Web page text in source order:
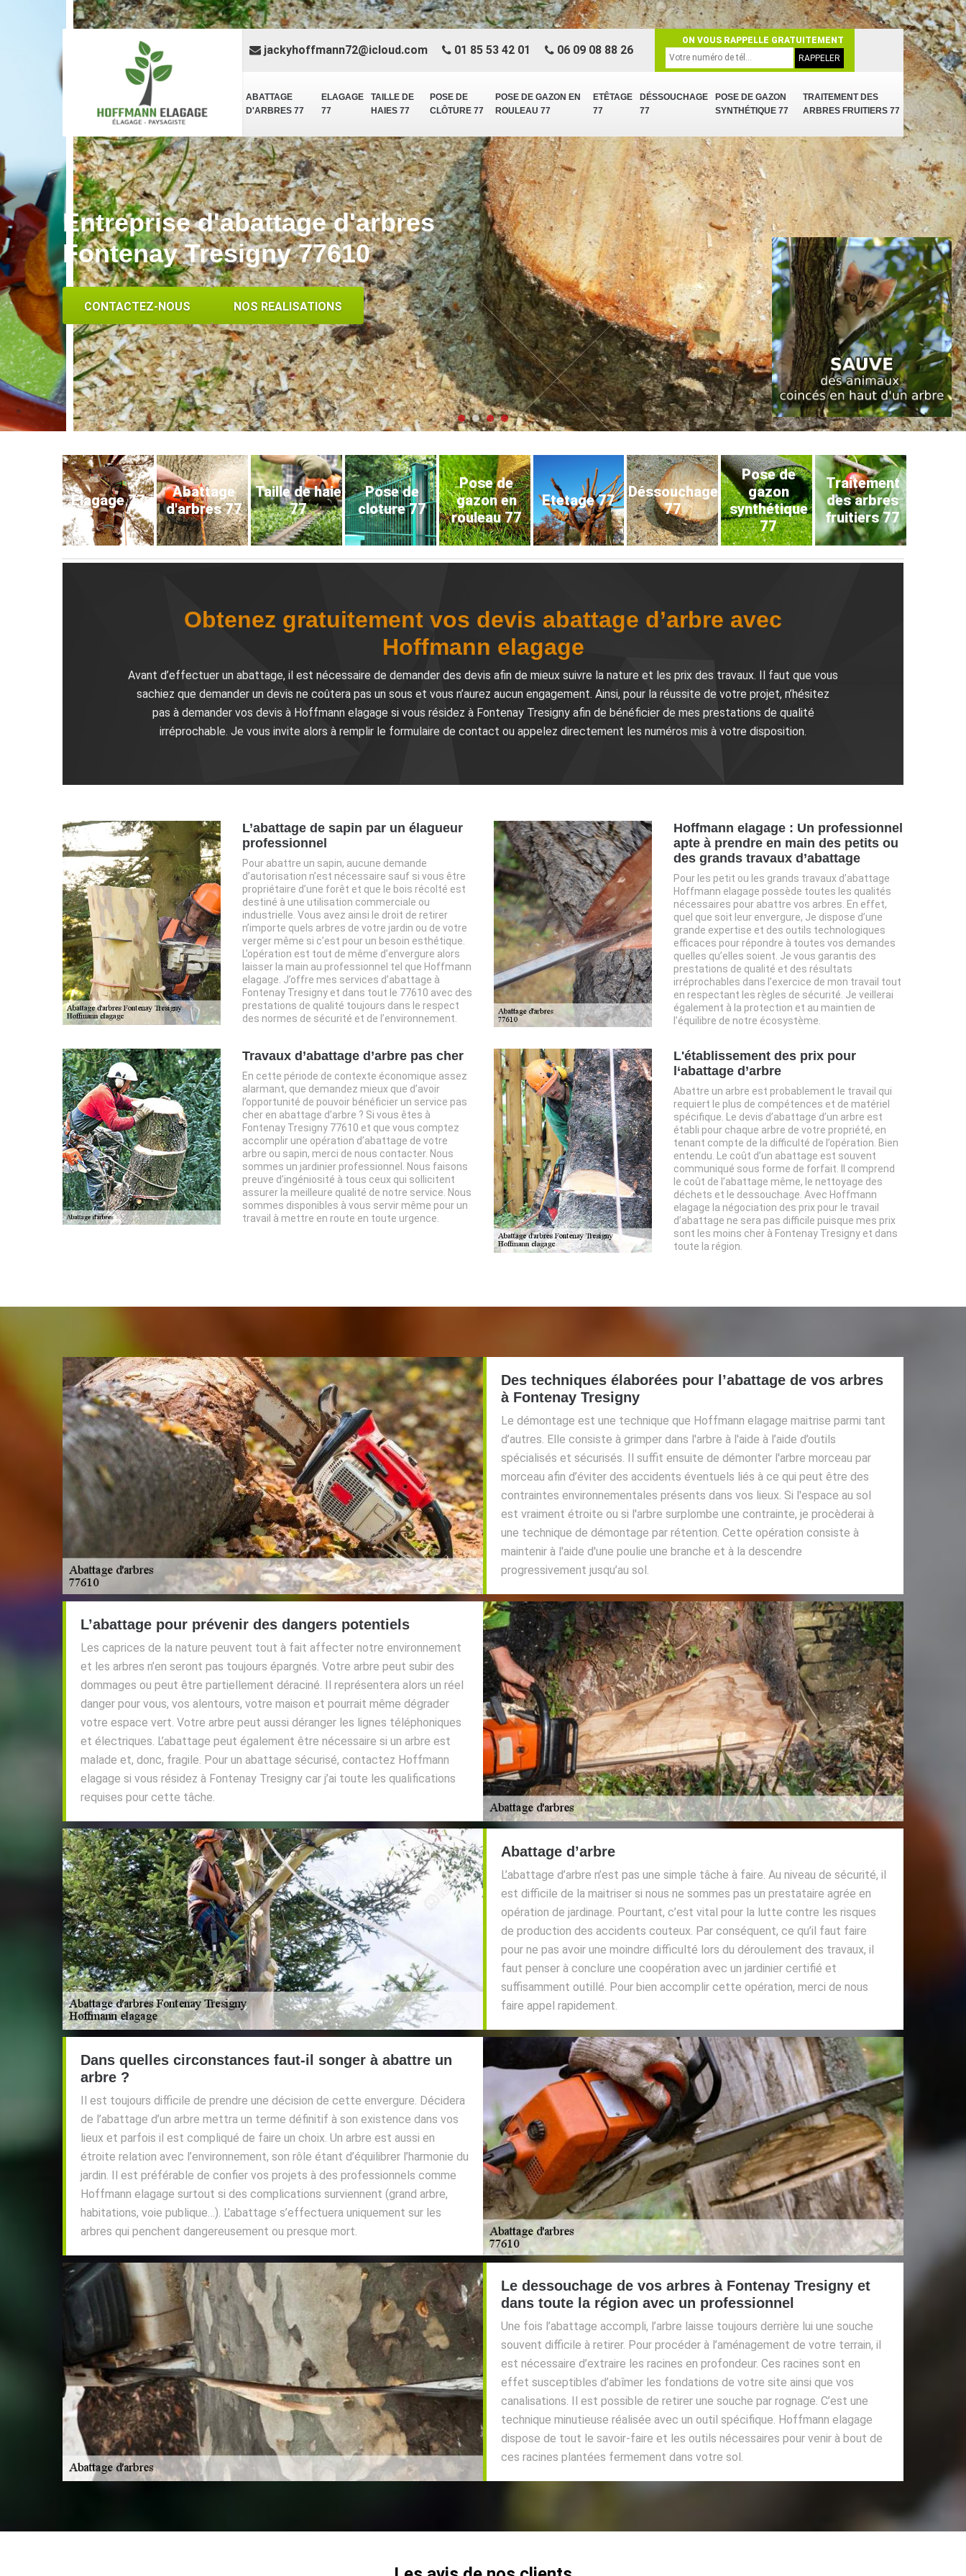
ABATTAGE
D'ARBRES 77
ELAGAGE
77
TAILLE DE
HAIES 77
POSE DE
CLÔTURE 77
POSE DE GAZON EN
ROULEAU 77
ETÊTAGE
77
DÉSSOUCHAGE
77
POSE DE GAZON
SYNTHÉTIQUE 77
TRAITEMENT DES
ARBRES FRUITIERS 77
jackyhoffmann72@icloud.com 01 85 53 42 01 06 09 08 88 26
ON VOUS RAPPELLE GRATUITEMENT
Entreprise d'abattage d'arbres
Fontenay Tresigny 77610
CONTACTEZ-NOUS NOS REALISATIONS
Elagage 77
Abattage
d'arbres 77
Taille de haie
77
Pose de
cloture 77
Pose de
gazon en
rouleau 77
Etetage 77
Déssouchage
77
Pose de
gazon
synthétique
77
Traitement
des arbres
fruitiers 77
Obtenez gratuitement vos devis abattage d’arbre avec
Hoffmann elagage
Avant d’effectuer un abattage, il est nécessaire de demander des devis afin de mieux suivre la nature et les prix des travaux. Il faut que vous
sachiez que demander un devis ne coûtera pas un sous et vous n’aurez aucun engagement. Ainsi, pour la réussite de votre projet, n’hésitez
pas à demander vos devis à Hoffmann elagage si vous résidez à Fontenay Tresigny afin de bénéficier de mes prestations de qualité
irréprochable. Je vous invite alors à remplir le formulaire de contact ou appelez directement les numéros mis à votre disposition.
L’abattage de sapin par un élagueur
professionnel
Pour abattre un sapin, aucune demande
d’autorisation n’est nécessaire sauf si vous être
propriétaire d’une forêt et que le bois récolté est
destiné à une utilisation commerciale ou
industrielle. Vous avez ainsi le droit de retirer
n’importe quels arbres de votre jardin ou de votre
verger même si c’est pour un besoin esthétique.
L’opération est tout de même d’envergure alors
laisser la main au professionnel tel que Hoffmann
elagage. J’offre mes services d’abattage à
Fontenay Tresigny et dans tout le 77610 avec des
prestations de qualité toujours dans le respect
des normes de sécurité et de l’environnement.
Hoffmann elagage : Un professionnel
apte à prendre en main des petits ou
des grands travaux d’abattage
Pour les petit ou les grands travaux d’abattage
Hoffmann elagage possède toutes les qualités
nécessaires pour abattre vos arbres. En effet,
quel que soit leur envergure, Je dispose d’une
grande expertise et des outils technologiques
efficaces pour répondre à toutes vos demandes
quelles qu’elles soient. Je vous garantis des
prestations de qualité et des résultats
irréprochables dans l’exercice de mon travail tout
en respectant les règles de sécurité. Je veillerai
également à la protection et au maintien de
l’équilibre de notre écosystème.
Travaux d’abattage d’arbre pas cher
En cette période de contexte économique assez
alarmant, que demandez mieux que d’avoir
l’opportunité de pouvoir bénéficier un service pas
cher en abattage d’arbre ? Si vous êtes à
Fontenay Tresigny 77610 et que vous comptez
accomplir une opération d’abattage de votre
arbre ou sapin, merci de nous contacter. Nous
sommes un jardinier professionnel. Nous faisons
preuve d’ingéniosité à tous ceux qui sollicitent
assurer la meilleure qualité de notre service. Nous
sommes disponibles à vous servir même pour un
travail à mettre en route en toute urgence.
L'établissement des prix pour
l‘abattage d’arbre
Abattre un arbre est probablement le travail qui
requiert le plus de compétences et de matériel
spécifique. Le devis d’abattage d’un arbre est
établi pour chaque arbre de votre propriété, en
tenant compte de la difficulté de l’opération. Bien
entendu. Le coût d’un abattage est souvent
communiqué sous forme de forfait. Il comprend
le coût de l’abattage même, le nettoyage des
déchets et le dessouchage. Avec Hoffmann
elagage la négociation des prix pour le travail
d’abattage ne sera pas difficile puisque mes prix
sont les moins cher à Fontenay Tresigny et dans
toute la région.
Des techniques élaborées pour l’abattage de vos arbres
à Fontenay Tresigny
Le démontage est une technique que Hoffmann elagage maitrise parmi tant
d’autres. Elle consiste à grimper dans l'arbre à l'aide à l’aide d’outils
spécialisés et sécurisés. Il suffit ensuite de démonter l'arbre morceau par
morceau afin d’éviter des accidents éventuels liés à ce qui peut être des
contraintes environnementales présents dans vos lieux. Si l'espace au sol
est vraiment étroite ou si l'arbre surplombe une contrainte, je procèderai à
une technique de démontage par rétention. Cette opération consiste à
maintenir à l'aide d'une poulie une branche et à la descendre
progressivement jusqu’au sol.
L’abattage pour prévenir des dangers potentiels
Les caprices de la nature peuvent tout à fait affecter notre environnement
et les arbres n’en seront pas toujours épargnés. Votre arbre peut subir des
dommages ou peut être partiellement déraciné. Il représentera alors un réel
danger pour vous, vos alentours, votre maison et pourrait même dégrader
votre espace vert. Votre arbre peut aussi déranger les lignes téléphoniques
et électriques. L’abattage peut également être nécessaire si un arbre est
malade et, donc, fragile. Pour un abattage sécurisé, contactez Hoffmann
elagage si vous résidez à Fontenay Tresigny car j’ai toute les qualifications
requises pour cette tâche.
Abattage d’arbre
L’abattage d’arbre n’est pas une simple tâche à faire. Au niveau de sécurité, il
est difficile de la maitriser si nous ne sommes pas un prestataire agrée en
opération de jardinage. Pourtant, c’est vital pour la lutte contre les risques
de production des accidents couteux. Par conséquent, ce qu’il faut faire
pour ne pas avoir une moindre difficulté lors du déroulement des travaux, il
faut penser à conclure une coopération avec un jardinier certifié et
suffisamment outillé. Pour bien accomplir cette opération, merci de nous
faire appel rapidement.
Dans quelles circonstances faut-il songer à abattre un
arbre ?
Il est toujours difficile de prendre une décision de cette envergure. Décidera
de l’abattage d’un arbre mettra un terme définitif à son existence dans vos
lieux et parfois il est compliqué de faire un choix. Un arbre est aussi en
étroite relation avec l’environnement, son rôle étant d’équilibrer l’harmonie du
jardin. Il est préférable de confier vos projets à des professionnels comme
Hoffmann elagage surtout si des complications surviennent (grand arbre,
habitations, voie publique…). L’abattage s’effectuera uniquement sur les
arbres qui penchent dangereusement ou presque mort.
Le dessouchage de vos arbres à Fontenay Tresigny et
dans toute la région avec un professionnel
Une fois l’abattage accompli, l’arbre laisse toujours derrière lui une souche
souvent difficile à retirer. Pour procéder à l’aménagement de votre terrain, il
est nécessaire d’extraire les racines en profondeur. Ces racines sont en
effet susceptibles d’abîmer les fondations de votre site ainsi que vos
canalisations. Il est possible de retirer une souche par rognage. C’est une
technique minutieuse réalisée avec un outil spécifique. Hoffmann elagage
dispose de tout le savoir-faire et les outils nécessaires pour venir à bout de
ces racines plantées fermement dans votre sol.